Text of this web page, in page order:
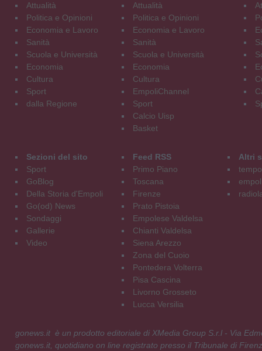
Attualità
Politica e Opinioni
Economia e Lavoro
Sanità
Scuola e Università
Economia
Cultura
Sport
dalla Regione
Attualità
Politica e Opinioni
Economia e Lavoro
Sanità
Scuola e Università
Economia
Cultura
EmpoliChannel
Sport
Calcio Uisp
Basket
Sezioni del sito
Sport
GoBlog
Della Storia d'Empoli
Go(od) News
Sondaggi
Gallerie
Video
Feed RSS
Primo Piano
Toscana
Firenze
Prato Pistoia
Empolese Valdelsa
Chianti Valdelsa
Siena Arezzo
Zona del Cuoio
Pontedera Volterra
Pisa Cascina
Livorno Grosseto
Lucca Versilia
Altri
gonews.it è un prodotto editoriale di XMedia Group S.r.l - Via
gonews.it, quotidiano on line registrato presso il Tribunale di